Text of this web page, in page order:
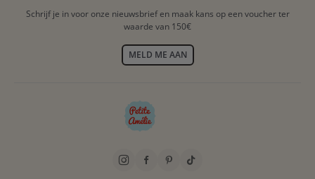
Schrijf je in voor onze nieuwsbrief en maak kans op een voucher ter
waarde van 150€
MELD ME AAN